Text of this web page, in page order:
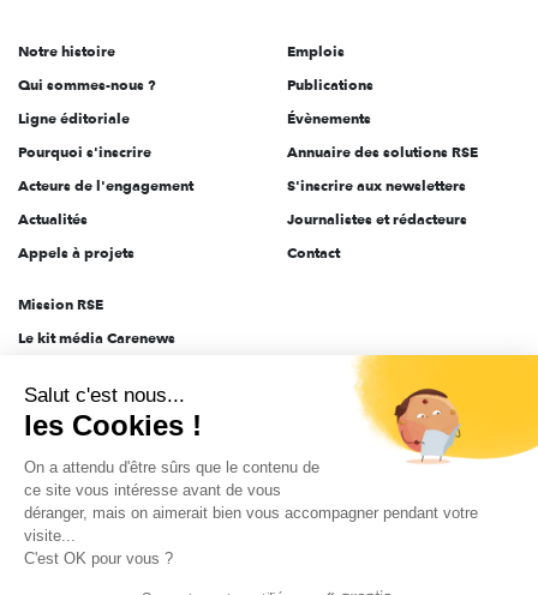
l'engagement
Notre histoire
Qui sommes-nous ?
Ligne éditoriale
Pourquoi s'inscrire
Acteurs de l'engagement
Actualités
Appels à projets
Emplois
Publications
Évènements
Annuaire des solutions RSE
S'inscrire aux newsletters
Journalistes et rédacteurs
Contact
Mission RSE
Le kit média Carenews
AEF info
Novethic
PRODURABLE
Inclusiv Day
Salut c'est nous...
les Cookies !
On a attendu d'être sûrs que le contenu de
ce site vous intéresse avant de vous
déranger, mais on aimerait bien vous accompagner pendant votre
visite...
C'est OK pour vous ?